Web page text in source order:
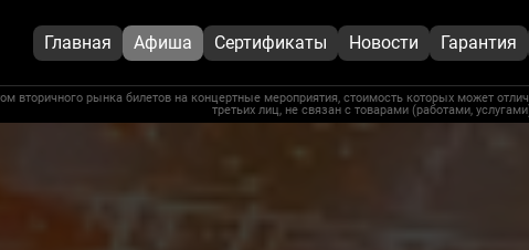
Главная Афиша Сертификаты Новости Гарантия
вторичного рынка билетов на концертные мероприятия, стоимость которых может
третьих лиц, не связан с товарами (работами,